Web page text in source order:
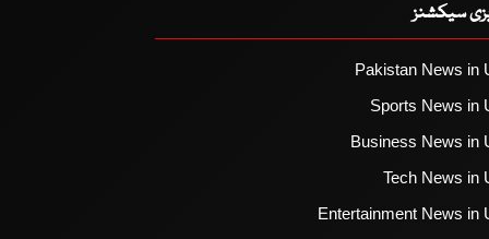
سیکشنز
Pakistan News in
Sports News in
Business News in
Tech News in
Entertainment News in